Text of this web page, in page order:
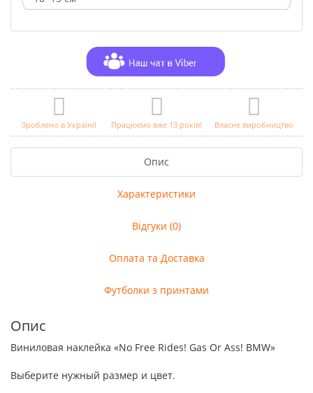
Зроблено в Україні! Працюємо вже 13 років! Власне виробництво
Опис
Характеристики
Відгуки (0)
Оплата та Доставка
Футболки з принтами
Опис
Виниловая наклейка «No Free Rides! Gas Or Ass! BMW»
Выберите нужный размер и цвет.